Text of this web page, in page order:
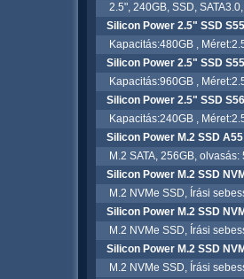
2.5", 240GB, SSD,
Silicon Power 2.5" SSD
Kapacitás:480GB ,
Silicon Power 2.5" SSD
Kapacitás:960GB ,
Silicon Power 2.5" SSD
Kapacitás:240GB ,
Silicon Power M.2 SSD
M.2 SATA, 256GB, olvasás:
Silicon Power M.2 SSD
M.2 NVMe SSD, Írási
Silicon Power M.2 SSD
M.2 NVMe SSD, Írási
Silicon Power M.2 SSD
M.2 NVMe SSD, Írási